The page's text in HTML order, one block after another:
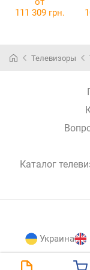
111 309 грн.
Телевизоры
Каталог
Украина